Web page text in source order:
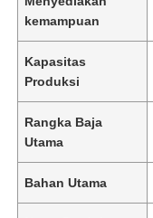
kemampuan
Kapasitas
Produksi
Rangka Baja
Utama
Bahan Utama